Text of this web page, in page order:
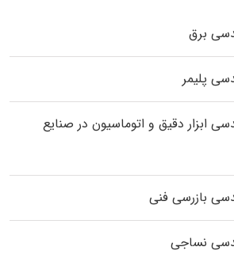
برق
پلیمر
ابزار دقیق و اتوماسیون در صنایع
بازرسی فنی
نساجی